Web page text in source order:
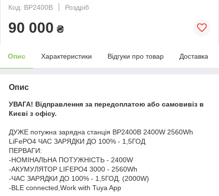
Код: BP2400B
Роздріб
90 000 ₴
Опис Характеристики Відгуки про товар Доставка
Опис
УВАГА! Відправлення за передоплатою або самовивіз в
Києві з офісу.
ДУЖЕ потужна зарядна станція BP2400B 2400W 2560Wh
LiFePO4 ЧАС ЗАРЯДКИ ДО 100% - 1,5ГОД
ПЕРВАГИ:
-НОМІНАЛЬНА ПОТУЖНІСТЬ - 2400W
-АКУМУЛЯТОР LIFEPO4 3000 - 2560Wh
-ЧАС ЗАРЯДКИ ДО 100% - 1,5ГОД. (2000W)
-BLE connected,Work with Tuya App